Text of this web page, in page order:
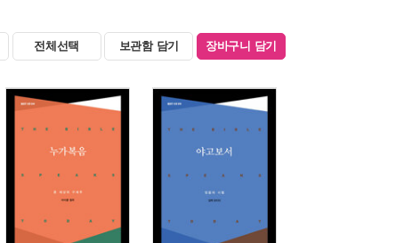
전체선택 보관함 담기 장바구니 담기